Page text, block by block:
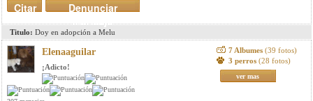
Denunciar
mensaje
Citar
Titulo: Doy en adopción a Melu
Elenaaguilar
¡Adicto!
7 Albumes (39 fotos)
3 perros (28 fotos)
ver mas